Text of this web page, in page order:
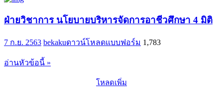
ฝ่ายวิชาการ นโยบายบริหารจัดการอาชีวศึกษา 4 มิติ
7 ก.ย. 2563 bekakuดาวน์โหลดแบบฟอร์ม 1,783
อ่านหัวข้อนี้ »
โหลดเพิ่ม